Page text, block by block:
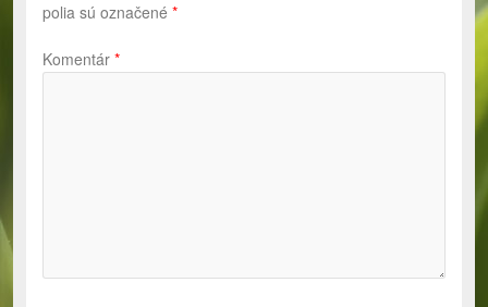
polia sú označené *
Komentár *